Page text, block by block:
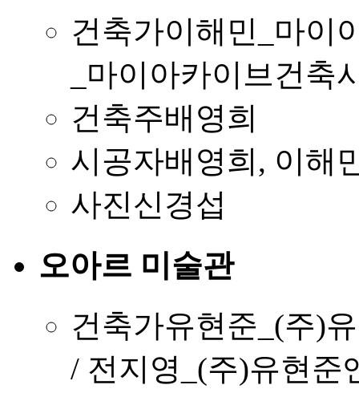
건축가이해민_마이
_마이아카이브건축
건축주배영희
시공자배영희, 이해
사진신경섭
오아르 미술관
건축가유현준_(주)
/ 전지영_(주)유현준